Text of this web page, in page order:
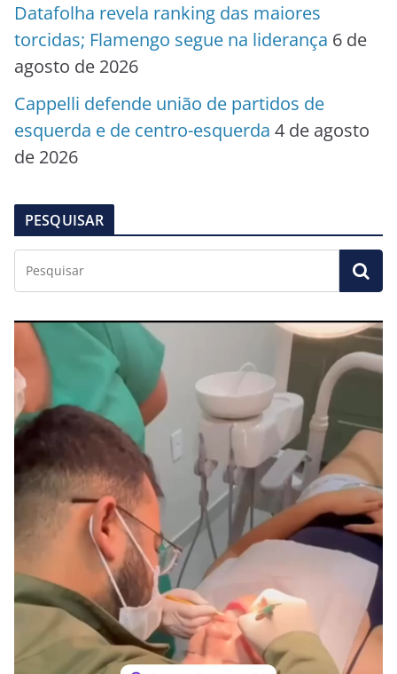
Datafolha revela ranking das maiores
torcidas; Flamengo segue na liderança 6 de
agosto de 2026
Cappelli defende união de partidos de
esquerda e de centro-esquerda 4 de agosto
de 2026
PESQUISAR